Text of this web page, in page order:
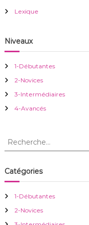
o
n
d
e
l
a
r
t
i
Lexique
Niveaux
1-Débutantes
2-Novices
3-Intermédiaires
4-Avancés
R
h
e
c
h
e
Catégories
1-Débutantes
2-Novices